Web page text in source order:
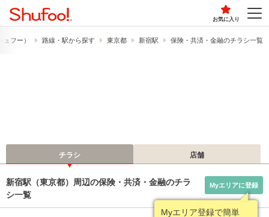
お気に入り
フー） 路線・駅から探す 東京都 新宿駅 保険・共済・金融のチラシ一覧
チラシ 店舗
新宿駅（東京都）周辺の保険・共済・金融のチラ
シ一覧
Myエリア登録で簡単
Myエリアに登録